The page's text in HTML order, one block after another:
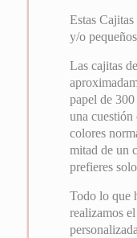
Estas
y/o
Las cajitas
papel de
una cuestión
colores
mitad de un
prefieres
Todo lo que
realizamos